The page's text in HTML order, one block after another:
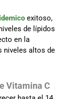
exitoso,
de lípidos
en la
niveles altos de
Vitamina C